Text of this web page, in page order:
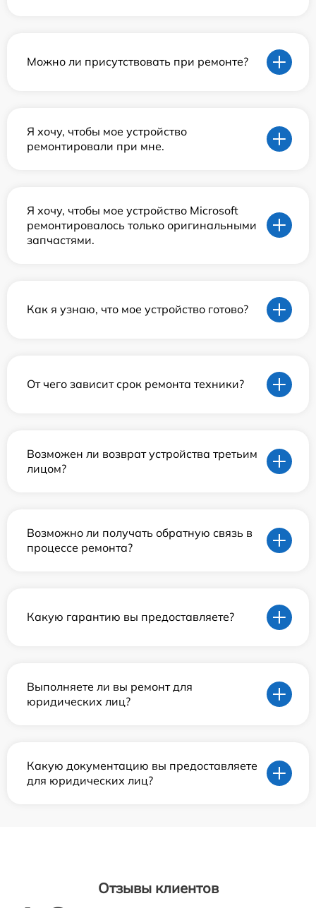
Можно ли присутствовать при ремонте?
Я хочу, чтобы мое устройство
ремонтировали при мне.
Я хочу, чтобы мое устройство Microsoft
ремонтировалось только оригинальными
запчастями.
Как я узнаю, что мое устройство готово?
От чего зависит срок ремонта техники?
Возможен ли возврат устройства третьим
лицом?
Возможно ли получать обратную связь в
процессе ремонта?
Какую гарантию вы предоставляете?
Выполняете ли вы ремонт для
юридических лиц?
Какую документацию вы предоставляете
для юридических лиц?
Отзывы клиентов